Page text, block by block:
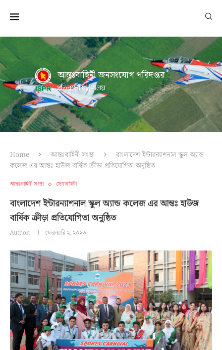
আন্তঃবাহিনী জনসংযোগ পরিদপ্তর
প্রতিরক্ষা মন্ত্রণালয়
Home আন্তঃবাহিনী সংস্থা
বাংলাদেশ ইন্টারন্যাশনাল স্কুল অ্যান্ড
কলেজ এর আন্তঃ হাউজ বার্ষিক ক্রীড়া প্রতিযোগিতা অনুষ্ঠিত
আন্তঃবাহিনী সংস্থা সেনাবাহিনী
বাংলাদেশ ইন্টারন্যাশনাল স্কুল অ্যান্ড কলেজ এর আন্তঃ হাউজ
বার্ষিক ক্রীড়া প্রতিযোগিতা অনুষ্ঠিত
Author: ফেব্রুয়ারি ২, ২০২৩